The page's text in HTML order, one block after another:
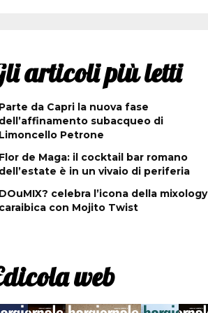
articoli più letti
da Capri la nuova fase
subacqueo di
Petrone
de Maga: il cocktail bar romano
è in un vivaio di periferia
celebra l’icona della mixology
con Mojito Twist
web